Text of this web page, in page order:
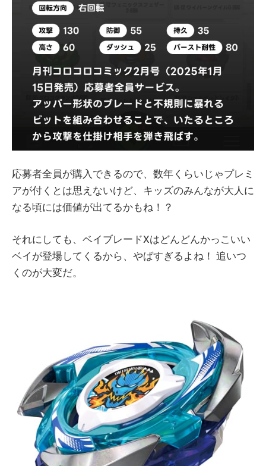
応募者全員が購入できるので、数年くらいじゃプレミ
アが付くとは思えないけど、キッズのみんなが大人に
なる頃には価値が出てるかもね！？
それにしても、ベイブレードXはどんどんかっこいい
ベイが登場してくるから、やばすぎるよね！ 追いつ
くのが大変だ。